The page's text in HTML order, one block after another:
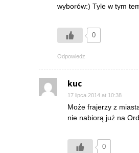
wyborów:) Tyle w tym
0
Odpowiedz
kuc
17 lipca 2014 at 10:38
Może frajerzy z
nie nabiorą już na
0